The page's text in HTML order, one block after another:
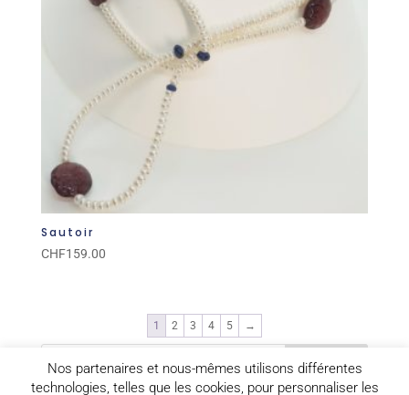
Sautoir
CHF159.00
1 2 3 4 5 →
Nos partenaires et nous-mêmes utilisons différentes
technologies, telles que les cookies, pour personnaliser les